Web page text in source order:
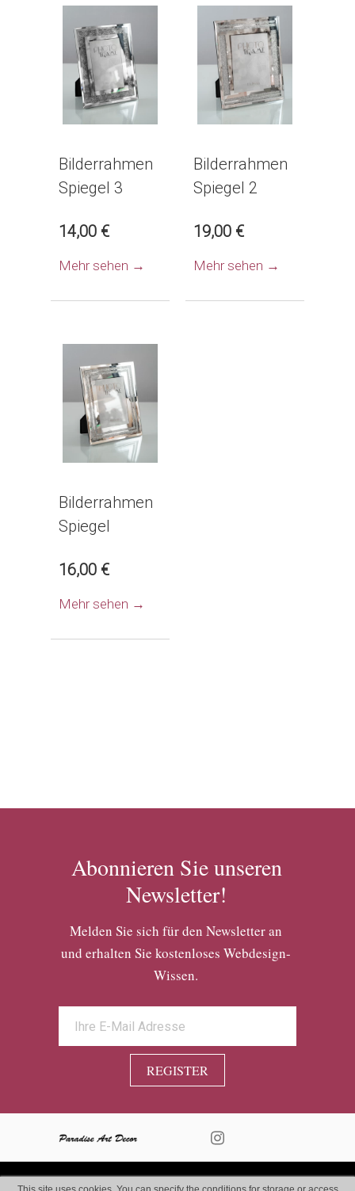
REGISTER
Melden Sie sich für den Newsletter an
und erhalten Sie kostenloses Webdesign-
Wissen.
Abonnieren Sie unseren
Newsletter!
Bilderrahmen
Spiegel 3
14,00 €
Mehr sehen →
Bilderrahmen
Spiegel 2
19,00 €
Mehr sehen →
Bilderrahmen
Spiegel
16,00 €
Mehr sehen →